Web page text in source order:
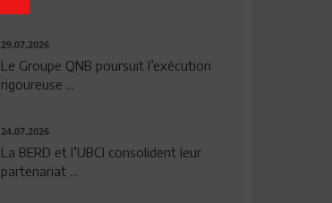
29.07.2026
Le Groupe QNB poursuit l’exécution
rigoureuse ...
24.07.2026
La BERD et l’UBCI consolident leur
partenariat ...